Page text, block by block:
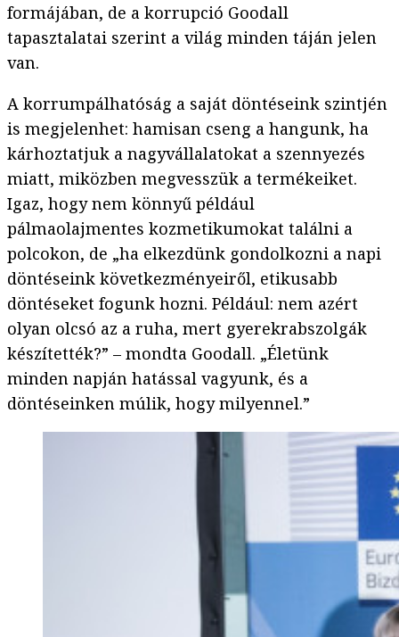
formájában, de a korrupció Goodall
tapasztalatai szerint a világ minden táján jelen
van.
A korrumpálhatóság a saját döntéseink szintjén
is megjelenhet: hamisan cseng a hangunk, ha
kárhoztatjuk a nagyvállalatokat a szennyezés
miatt, miközben megvesszük a termékeiket.
Igaz, hogy nem könnyű például
pálmaolajmentes kozmetikumokat találni a
polcokon, de „ha elkezdünk gondolkozni a napi
döntéseink következményeiről, etikusabb
döntéseket fogunk hozni. Például: nem azért
olyan olcsó az a ruha, mert gyerekrabszolgák
készítették?” – mondta Goodall. „Életünk
minden napján hatással vagyunk, és a
döntéseinken múlik, hogy milyennel.”